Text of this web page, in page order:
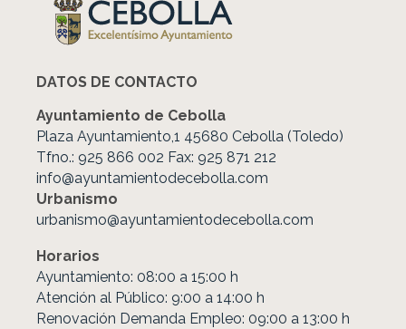
DATOS DE CONTACTO
Ayuntamiento de Cebolla
Plaza Ayuntamiento,1 45680 Cebolla (Toledo)
Tfno.: 925 866 002 Fax: 925 871 212
info@ayuntamientodecebolla.com
Urbanismo
urbanismo@ayuntamientodecebolla.com
Horarios
Ayuntamiento: 08:00 a 15:00 h
Atención al Público: 9:00 a 14:00 h
Renovación Demanda Empleo: 09:00 a 13:00 h